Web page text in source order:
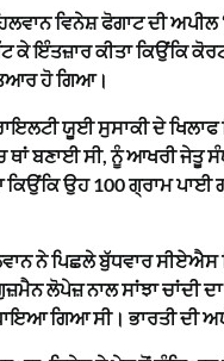
ਵਿਨੇਸ਼ ਫੋਗਾਟ ਦੀ
ਕੇ ਇੰਤਜ਼ਾਰ ਕੀਤਾ ਕਿਉਂਕਿ
ਹੋ ਗਿਆ।
ਯੂਈ ਸੁਸਾਕੀ ਦੇ ਖਿਲਾਫ
ਬਣਾਈ ਸੀ, ਨੂੰ ਆਖਰੀ ਜੇਤੂ
ਕਿਉਂਕਿ ਉਹ 100 ਗ੍ਰਾਮ
ਨੇ ਪਿਛਲੇ ਬੁੱਧਵਾਰ
ਲੋਪੇਜ਼ ਨਾਲ ਸਾਂਝਾ ਚਾਂਦੀ ਦਾ
ਗਿਆ ਸੀ। ਭਾਰਤੀ ਦੀ